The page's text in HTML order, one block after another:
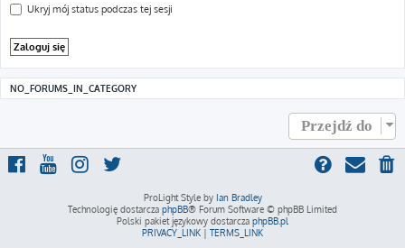
Ukryj mój status podczas tej sesji
NO_FORUMS_IN_CATEGORY
Przejdź do
ProLight Style by Ian Bradley
Technologię dostarcza phpBB® Forum Software © phpBB Limited
Polski pakiet językowy dostarcza phpBB.pl
PRIVACY_LINK | TERMS_LINK